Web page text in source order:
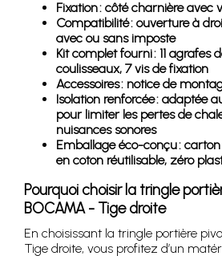
Fixation : côté charnière avec
Compatibilité : ouverture à
avec ou sans imposte
Kit complet fourni : 11 agrafes
coulisseaux, 7 vis de fixation
Accessoires : notice de
Isolation renforcée : adaptée
pour limiter les pertes de
nuisances sonores
Emballage éco-conçu :
en coton réutilisable, zéro
Pourquoi choisir la tringle
BOCAMA - Tige droite
En choisissant la tringle portière
Tige droite, vous profitez d’un